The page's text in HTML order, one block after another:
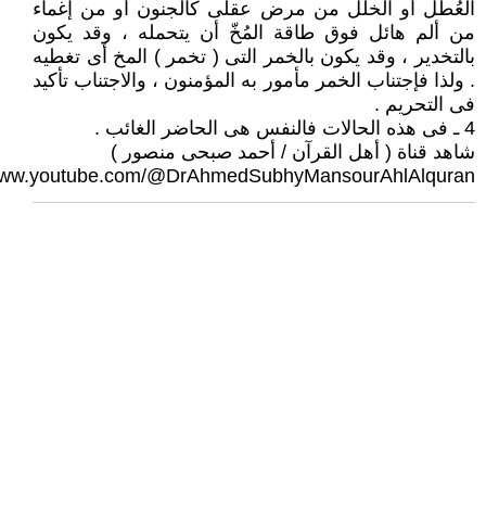
العُطل أو الخلل من مرض عقلى كالجنون أو من إغماء
من ألم هائل فوق طاقة المُخّ أن يتحمله ، وقد يكون
بالتخدير ، وقد يكون بالخمر التى ( تخمر ) المخ أى تغطيه
. ولذا فإجتناب الخمر مأمور به المؤمنون ، والاجتناب تأكيد
فى التحريم .
4 ـ فى هذه الحالات فالنفس هى الحاضر الغائب .
شاهد قناة ( أهل القرآن / أحمد صبحى منصور )
@DrAhmedSubhyMansourAhlAlquran